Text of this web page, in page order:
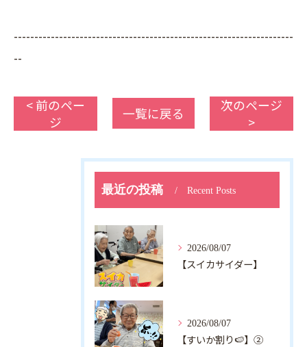
--------------------------------------------------------------------
--
< 前のペー
ジ
一覧に戻る
次のページ
>
最近の投稿 Recent Posts
2026/08/07
【スイカサイダー】
2026/08/07
【すいか割り🍉】②